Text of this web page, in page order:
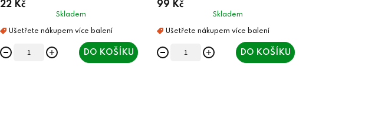
22 Kč
Skladem
DO KOŠÍKU
99 Kč
Skladem
DO KOŠÍKU